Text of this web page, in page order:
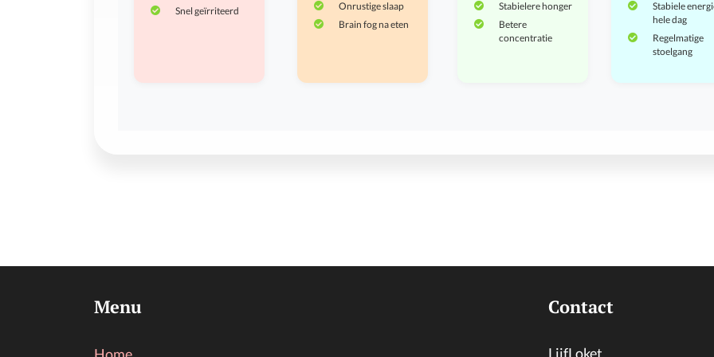
Snel geïrriteerd
Onrustige slaap
Brain fog na eten
Stabielere honger
Betere
concentratie
Stabiele
hele dag
Regelmatige
stoelgang
Menu Contact
LijfLoket